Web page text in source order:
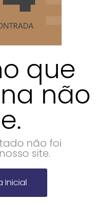
que
não
não foi
site.
Inicial